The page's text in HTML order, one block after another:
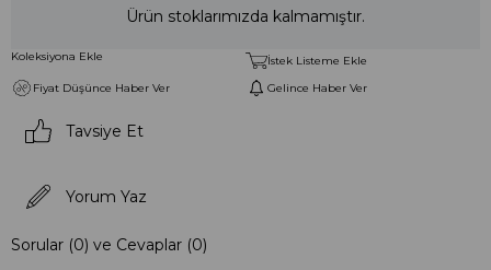
Ürün stoklarımızda kalmamıştır.
Koleksiyona Ekle
İstek Listeme Ekle
Fiyat Düşünce Haber Ver
Gelince Haber Ver
Tavsiye Et
Yorum Yaz
Sorular (0) ve Cevaplar (0)